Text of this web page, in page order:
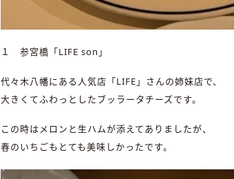
１ 参宮橋「LIFE son」
代々木八幡にある人気店「LIFE」さんの姉妹店で、
大きくてふわっとしたブッラータチーズです。
この時はメロンと生ハムが添えてありましたが、
春のいちごもとても美味しかったです。